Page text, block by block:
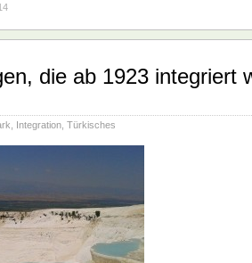
die ab 1923 integriert
Integration Türkisches